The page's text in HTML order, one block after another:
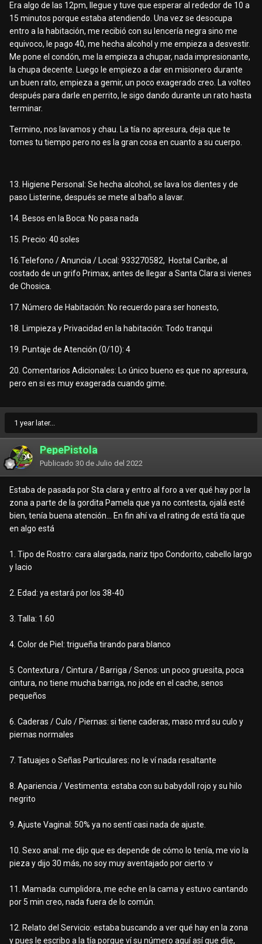
Era algo de las 12pm, llegue y tuve que esperar al rededor de 10 a
15 minutos porque estaba atendiendo. Una vez se desocupa
entro a la habitación, me recibió con su lencería negra sino me
equivoco, le pago 40, me hecha alcohol y me empieza a desvestir.
Me pone el condón, me la empieza a chupar, nada impresionante,
la chupa decente. Luego le empiezo a dar en misionero durante
un buen rato, empieza a gemir, un poco exagerado creo. La volteo
después para darle en perrito, le sigo dando durante un rato hasta
terminar.
Termino, nos lavamos y chau. La tía no apresura, deja que te
tomes tu tiempo pero no es la gran cosa en cuanto a su cuerpo.
13. Higiene Personal: Se hecha alcohol, se lava los dientes y de
paso Listerine, después se mete al baño a lavar.
14. Besos en la Boca: No pasa nada
15. Precio: 40 soles
16.Telefono / Anuncia / Local: 933270582, Hostal Caribe, al
costado de un grifo Primax, antes de llegar a Santa Clara si vienes
de Chosica.
17. Número de Habitación: No recuerdo para ser honesto,
18. Limpieza y Privacidad en la habitación: Todo tranqui
19. Puntaje de Atención (0/10): 4
20. Comentarios Adicionales: Lo único bueno es que no apresura,
pero en si es muy exagerada cuando gime.
1 year later...
PepePistola
Publicado 30 de Julio del 2022
Estaba de pasada por Sta clara y entro al foro a ver qué hay por la
zona a parte de la gordita Pamela que ya no contesta, ojalá esté
bien, tenía buena atención... En fin ahí va el rating de está tía que
en algo está
1. Tipo de Rostro: cara alargada, nariz tipo Condorito, cabello largo
y lacio
2. Edad: ya estará por los 38-40
3. Talla: 1.60
4. Color de Piel: trigueña tirando para blanco
5. Contextura / Cintura / Barriga / Senos: un poco gruesita, poca
cintura, no tiene mucha barriga, no jode en el cache, senos
pequeños
6. Caderas / Culo / Piernas: si tiene caderas, maso mrd su culo y
piernas normales
7. Tatuajes o Señas Particulares: no le ví nada resaltante
8. Apariencia / Vestimenta: estaba con su babydoll rojo y su hilo
negrito
9. Ajuste Vaginal: 50% ya no sentí casi nada de ajuste.
10. Sexo anal: me dijo que es depende de cómo lo tenía, me vio la
pieza y dijo 30 más, no soy muy aventajado por cierto :v
11. Mamada: cumplidora, me eche en la cama y estuvo cantando
por 5 min creo, nada fuera de lo común.
12. Relato del Servicio: estaba buscando a ver qué hay en la zona
y pues le escribo a la tía porque ví su número aquí así que dije,